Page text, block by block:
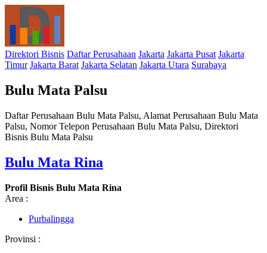
Direktori Bisnis Daftar Perusahaan Jakarta Jakarta Pusat Jakarta
Timur Jakarta Barat Jakarta Selatan Jakarta Utara Surabaya
Bulu Mata Palsu
Daftar Perusahaan Bulu Mata Palsu, Alamat Perusahaan Bulu Mata
Palsu, Nomor Telepon Perusahaan Bulu Mata Palsu, Direktori
Bisnis Bulu Mata Palsu
Bulu Mata Rina
Profil Bisnis Bulu Mata Rina
Area :
Purbalingga
Provinsi :